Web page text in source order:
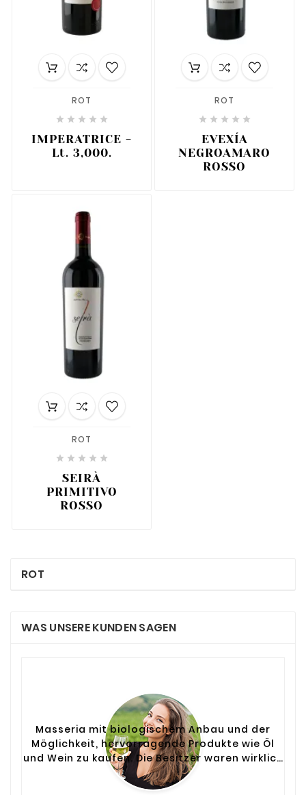
ROT
    
IMPERATRICE -
Lt. 3,000.
ROT
    
EVEXÍA
NEGROAMARO
ROSSO
ROT
    
SEIRÀ
PRIMITIVO
ROSSO
ROT
WAS UNSERE KUNDEN SAGEN
Masseria mit biologischem Anbau und der
Möglichkeit, hervorragende Produkte wie Öl
und Wein zu kaufen. Die Besitzer waren wirklich
sehr hilfsbereit und zuvorkommend.
Zurückgeben.